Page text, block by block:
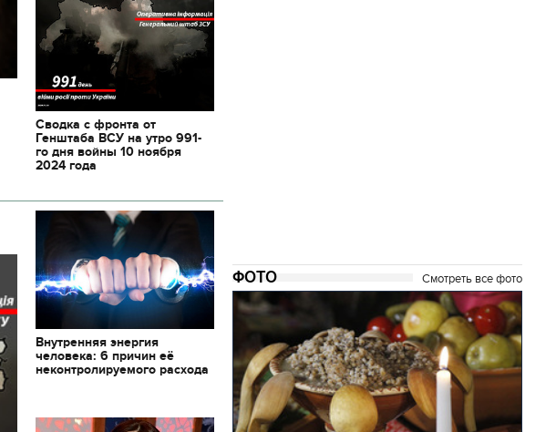
Сводка с фронта от
Генштаба ВСУ на утро 991-
го дня войны 10 ноября
2024 года
Внутренняя энергия
человека: 6 причин её
неконтролируемого расхода
ФОТО Смотреть все фото